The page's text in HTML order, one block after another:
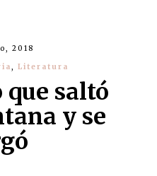
2018
, Literatura
que saltó
y se